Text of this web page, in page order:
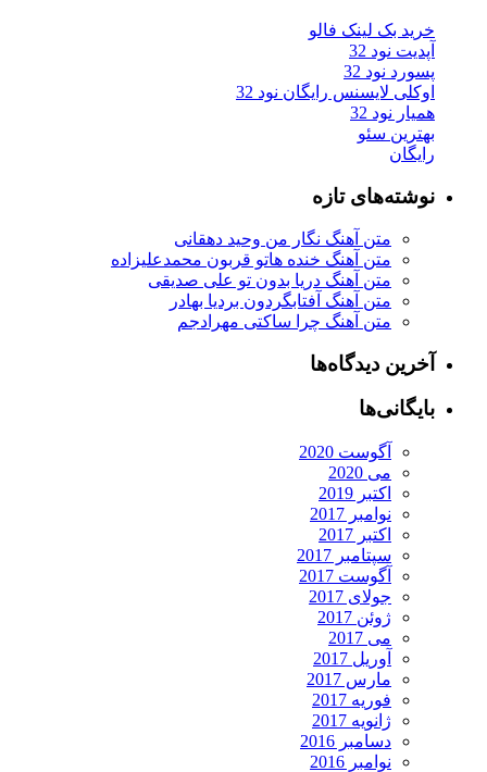
خرید بک لینک فالو
آپدیت نود 32
پسورد نود 32
اوکلی لایسنس رایگان نود 32
همیار نود 32
بهترین سئو
رایگان
نوشته‌های تازه
متن آهنگ نگار من وحید دهقانی
متن آهنگ خنده هاتو قربون محمدعلیزاده
متن آهنگ دریا بدون تو علی صدیقی
متن آهنگ آفتابگردون بردیا بهادر
متن آهنگ چرا ساکتی مهرادجم
آخرین دیدگاه‌ها
بایگانی‌ها
آگوست 2020
می 2020
اکتبر 2019
نوامبر 2017
اکتبر 2017
سپتامبر 2017
آگوست 2017
جولای 2017
ژوئن 2017
می 2017
آوریل 2017
مارس 2017
فوریه 2017
ژانویه 2017
دسامبر 2016
نوامبر 2016